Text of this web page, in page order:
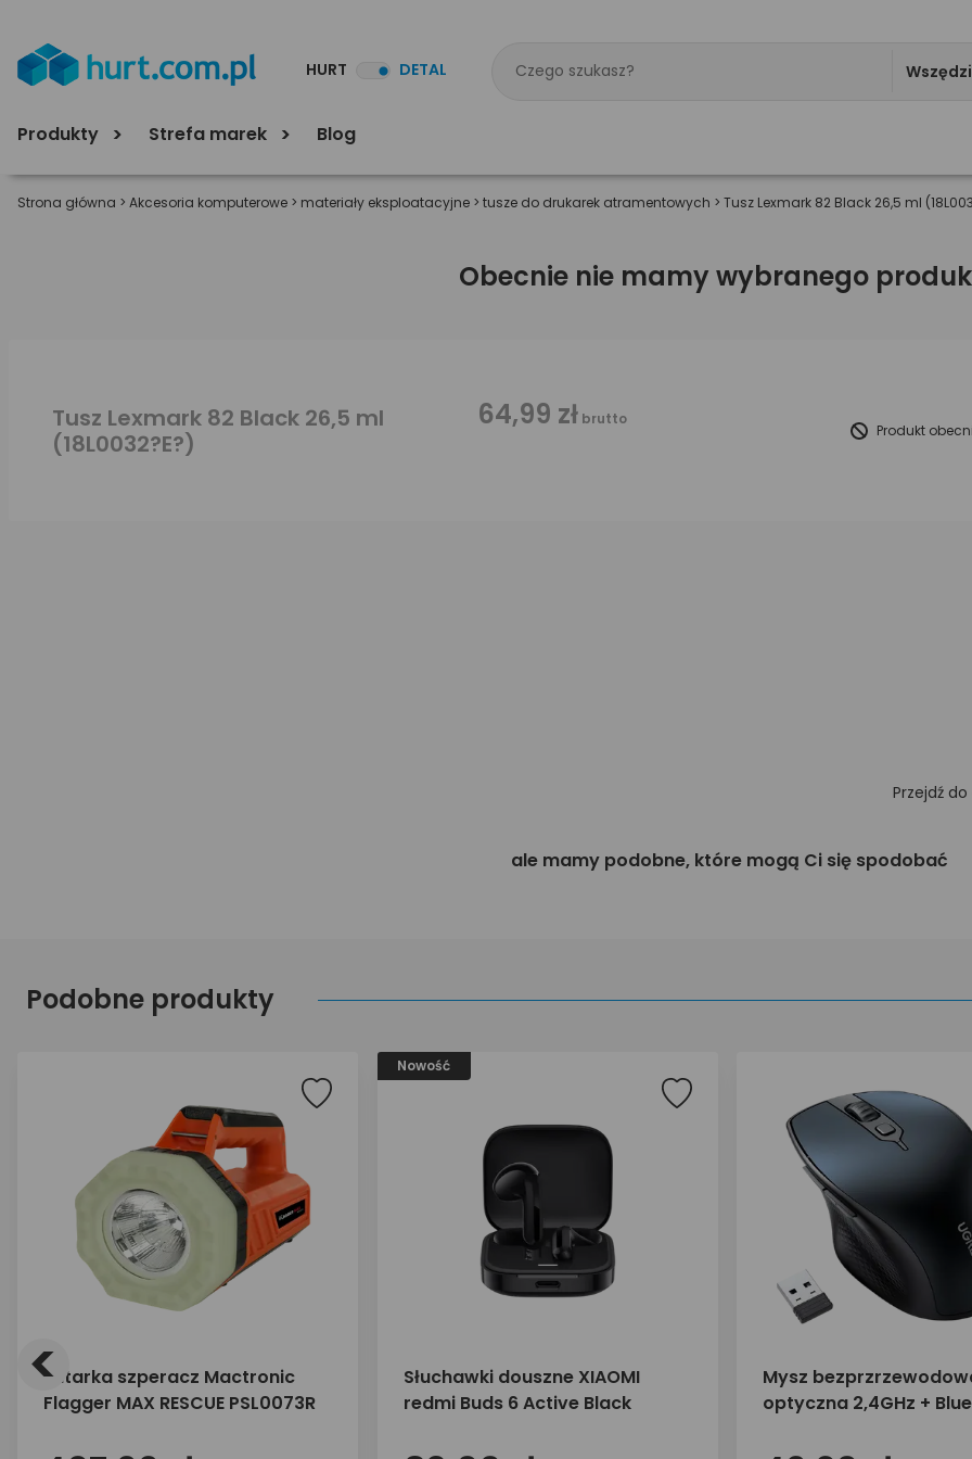
HURT DETAL
Produkty Strefa marek Blog
Strona główna > Akcesoria komputerowe > materiały eksploatacyjne > tusze do drukarek atramentowych > Tusz Lexmark 82 Black 26,5 ml
Obecnie nie mamy wybranego
Tusz Lexmark 82 Black 26,5 ml
(18L0032?E?)
64,99 zł brutto
Produkt
Przejdź do
ale mamy podobne, które mogą Ci się spodobać
Podobne produkty
Latarka szperacz Mactronic
Flagger MAX RESCUE PSL0073R
Nowość
Słuchawki douszne XIAOMI
redmi Buds 6 Active Black
Mysz
optyczna 2,4GHz +
<